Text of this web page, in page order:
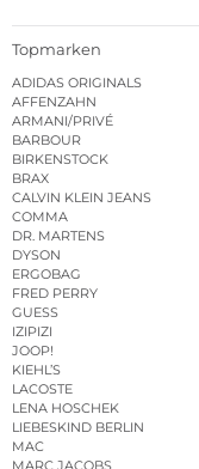
Topmarken
ADIDAS ORIGINALS
AFFENZAHN
ARMANI/PRIVÉ
BARBOUR
BIRKENSTOCK
BRAX
CALVIN KLEIN JEANS
COMMA
DR. MARTENS
DYSON
ERGOBAG
FRED PERRY
GUESS
IZIPIZI
JOOP!
KIEHL’S
LACOSTE
LENA HOSCHEK
LIEBESKIND BERLIN
MAC
MARC JACOBS